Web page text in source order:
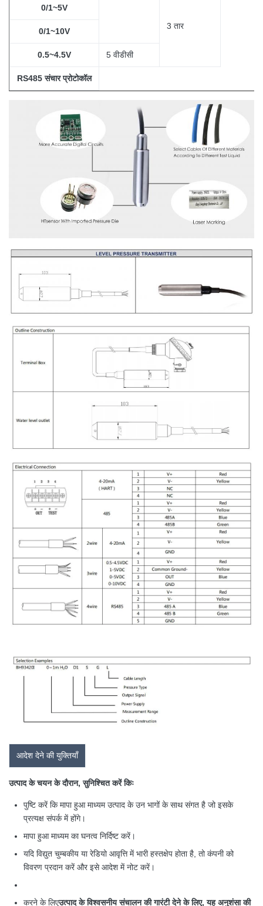
3 तार
0/1~5V
0/1~10V
0.5~4.5V 5 वीडीसी
RS485 संचार प्रोटोकॉल
आदेश देने की युक्तियाँ
उत्पाद के चयन के दौरान, सुनिश्चित करें किः
पुष्टि करें कि मापा हुआ माध्यम उत्पाद के उन भागों के साथ संगत है जो इसके
प्रत्यक्ष संपर्क में होंगे।
मापा हुआ माध्यम का घनत्व निर्दिष्ट करें।
यदि विद्युत चुम्बकीय या रेडियो आवृत्ति में भारी हस्तक्षेप होता है, तो कंपनी को
विवरण प्रदान करें और इसे आदेश में नोट करें।
करने के लिएउत्पाद के विश्वसनीय संचालन की गारंटी देने के लिए, यह अनुशंसा की